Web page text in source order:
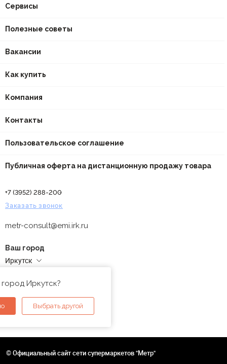
Сервисы
Полезные советы
Вакансии
Как купить
Компания
Контакты
Пользовательское соглашение
Публичная оферта на дистанционную продажу товара
+7 (3952) 288-200
Заказать звонок
metr-consult@emi.irk.ru
Ваш город
Иркутск
Иркутск?
Выбрать другой
© Официальный сайт сети супермаркетов "Метр"